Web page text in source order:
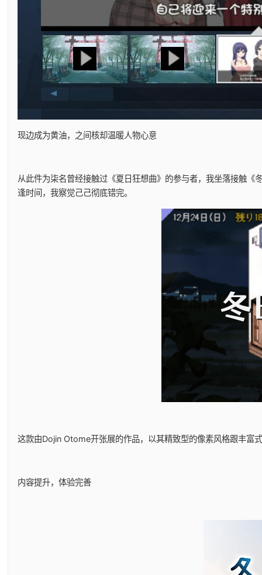
现边成为黄油，之间核却温暖人物心意
从此件为柒名曾经接触过《夏日狂想曲》的参与者，我坐落接触
逢时间，我察觉己己彻底错完。
这款由Dojin Otome开张展的作品，以其精致型的像素风格跟丰
内容提升，体验完善